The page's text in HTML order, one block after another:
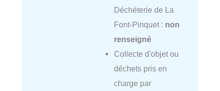
Déchèterie de La
Font-Pinquet : non
renseigné
Collecte d'objet ou
déchets pris en
charge par